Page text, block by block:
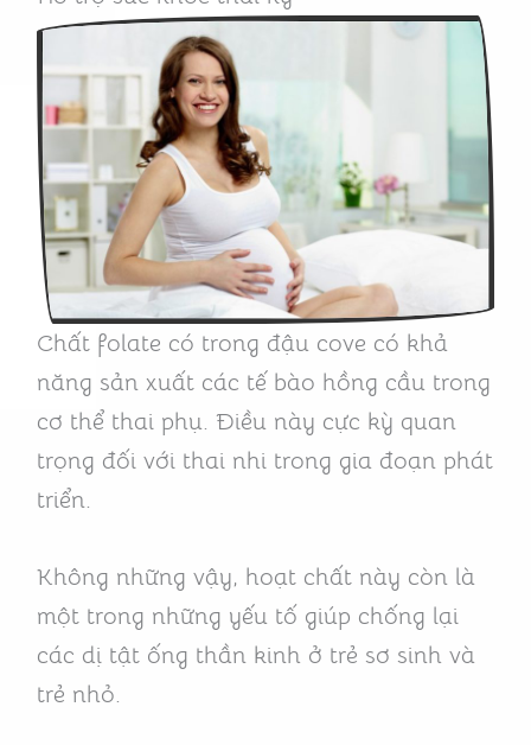
Chất folate có trong đậu cove có khả
năng sản xuất các tế bào hồng cầu trong
cơ thể thai phụ. Điều này cực kỳ quan
trọng đối với thai nhi trong gia đoạn phát
triển.
Không những vậy, hoạt chất này còn là
một trong những yếu tố giúp chống lại
các dị tật ống thần kinh ở trẻ sơ sinh và
trẻ nhỏ.